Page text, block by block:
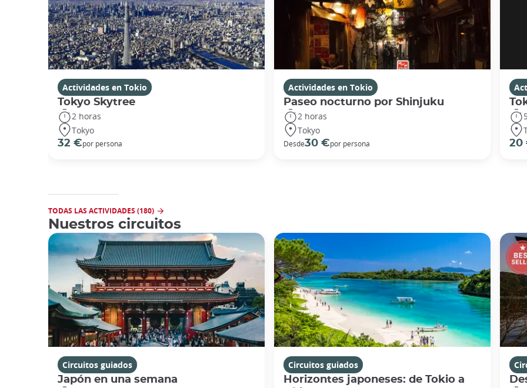
Actividades en Tokio
Tokyo Skytree
2 horas
Tokyo
32 €por persona
Actividades en Tokio
Paseo nocturno por Shinjuku
2 horas
Tokyo
Desde30 €por persona
20
TODAS LAS ACTIVIDADES (180)
Nuestros circuitos
Circuitos guiados
Japón en una semana
Circuitos guiados
Horizontes japoneses: de Tokio a